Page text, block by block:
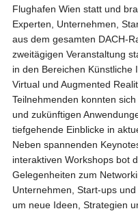
Flughafen Wien statt und
Experten, Unternehmen,
aus dem gesamten DACH-
zweitägigen Veranstaltung
in den Bereichen Künstliche
Virtual und Augmented
Teilnehmenden konnten
und zukünftigen
tiefgehende Einblicke in
Neben spannenden
interaktiven Workshops bot
Gelegenheiten zum
Unternehmen, Start-ups
um neue Ideen, Strategien